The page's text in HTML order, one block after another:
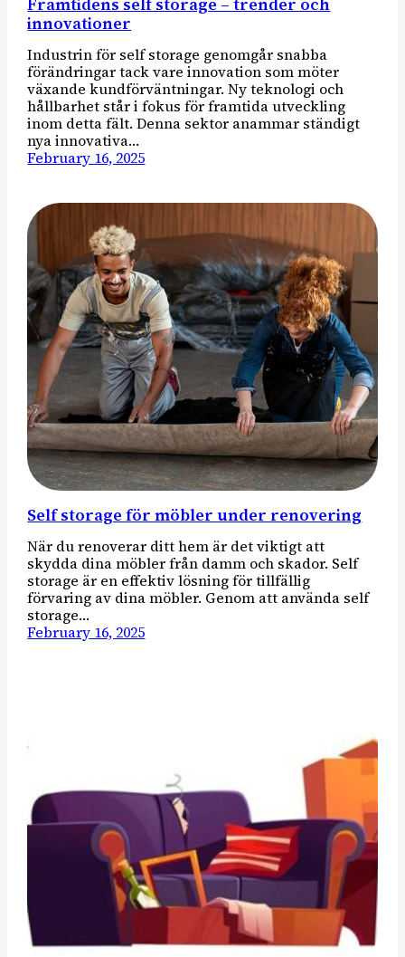
innovationer
Industrin för self storage genomgår snabba
förändringar tack vare innovation som möter
växande kundförväntningar. Ny teknologi och
hållbarhet står i fokus för framtida utveckling
inom detta fält. Denna sektor anammar ständigt
nya innovativa…
February 16, 2025
Self storage för möbler under renovering
När du renoverar ditt hem är det viktigt att
skydda dina möbler från damm och skador. Self
storage är en effektiv lösning för tillfällig
förvaring av dina möbler. Genom att använda self
storage…
February 16, 2025